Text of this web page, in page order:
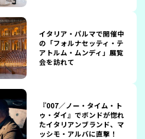
イタリア・パルマで開催中
の「フォルナセッティ・テ
アトルム・ムンディ」展覧
会を訪れて
『007／ノー・タイム・ト
ゥ・ダイ』でボンドが惚れ
たイタリアンブランド、マ
ッシモ・アルバに直撃！